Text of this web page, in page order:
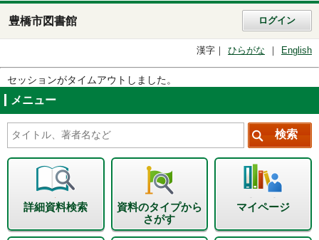
豊橋市図書館 ログイン
漢字 ひらがな English
セッションがタイムアウトしました。
メニュー
詳細資料検索
資料のタイプから
さがす
マイページ